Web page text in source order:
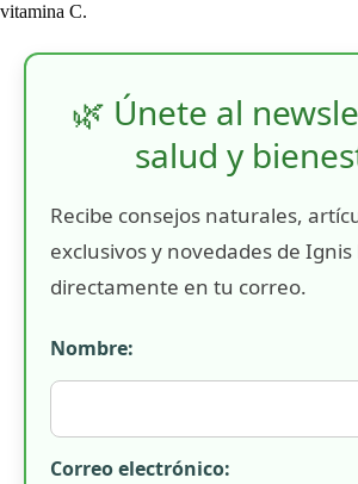
vitamina C.
🌿 Únete al
salud y
Recibe consejos naturales,
exclusivos y novedades de
directamente en tu correo.
Nombre:
Correo electrónico: